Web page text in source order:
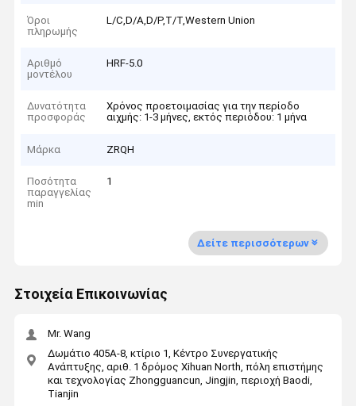
Όροι
πληρωμής
L/C,D/A,D/P,T/T,Western Union
Αριθμό
μοντέλου
HRF-5.0
Δυνατότητα
προσφοράς
Χρόνος προετοιμασίας για την περίοδο
αιχμής: 1-3 μήνες, εκτός περιόδου: 1 μήνα
Μάρκα ZRQH
Ποσότητα
παραγγελίας
min
1
Δείτε περισσότερων
Στοιχεία Επικοινωνίας
Mr. Wang
Δωμάτιο 405A-8, κτίριο 1, Κέντρο Συνεργατικής
Ανάπτυξης, αριθ. 1 δρόμος Xihuan North, πόλη επιστήμης
και τεχνολογίας Zhongguancun, Jingjin, περιοχή Baodi,
Tianjin